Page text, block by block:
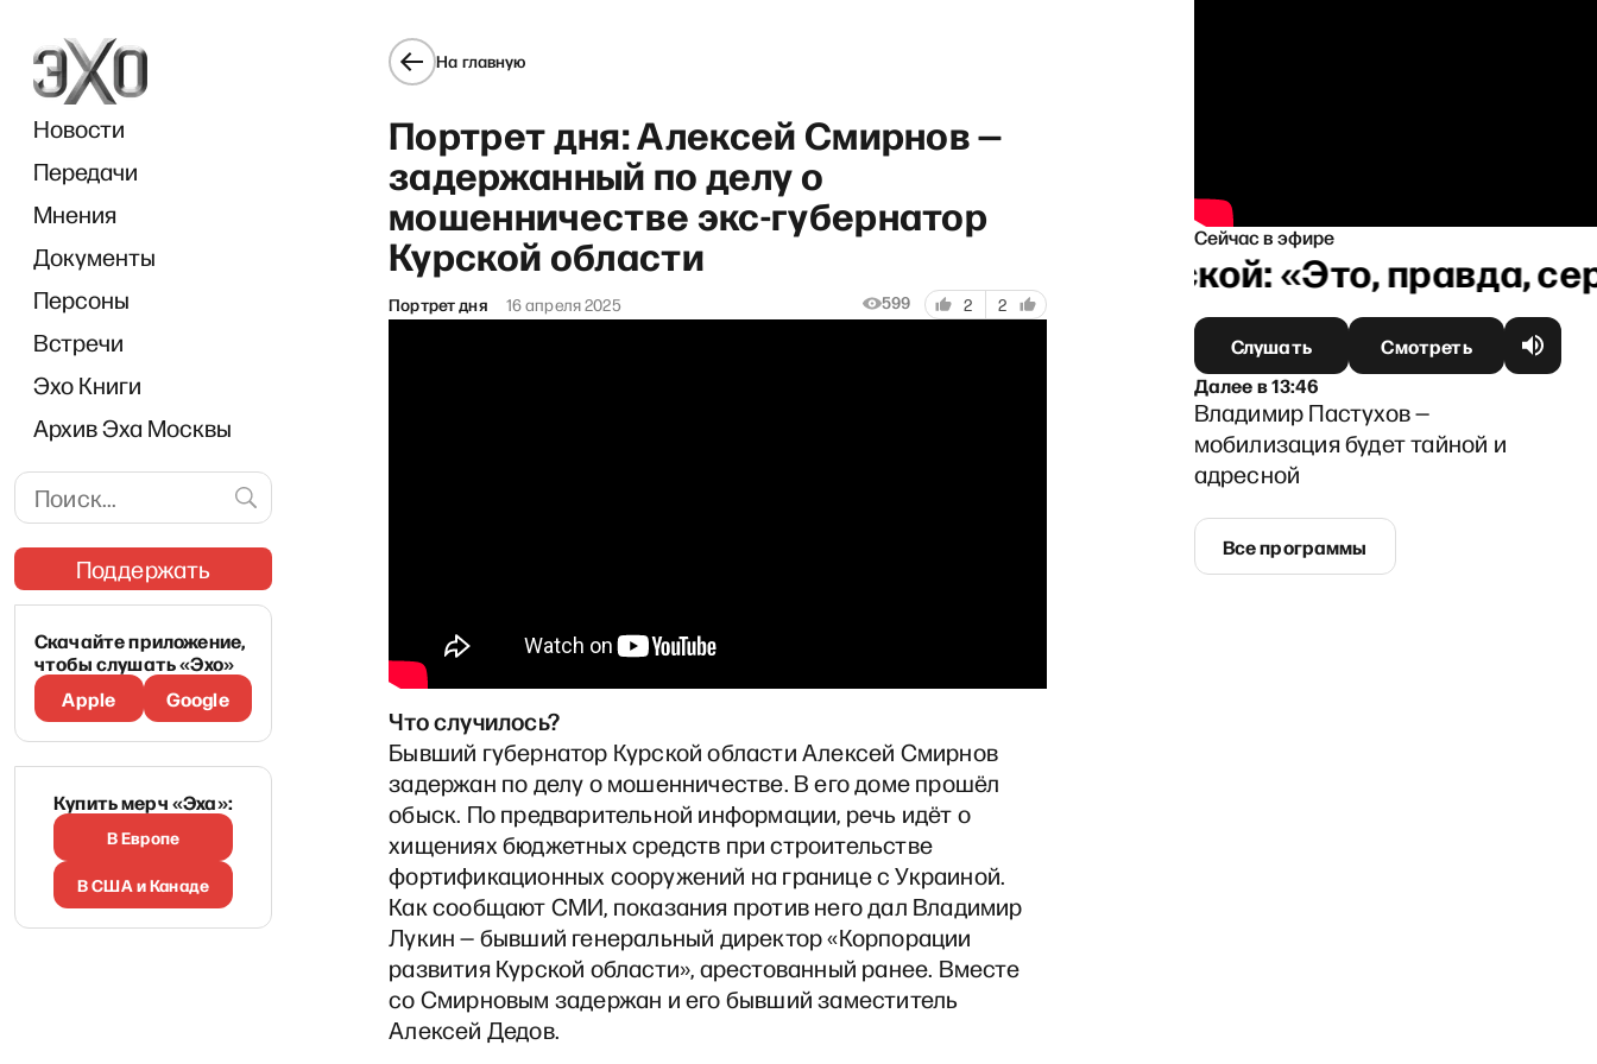
Новости
Передачи
Мнения
Документы
Персоны
Встречи
Эхо Книги
Архив Эха Москвы
Поддержать
Скачайте приложение,
чтобы слушать «Эхо»
Apple
Google
Купить мерч «Эха»:
В Европе
В США и Канаде
На главную
Портрет дня: Алексей Смирнов —
задержанный по делу о
мошенничестве экс-губернатор
Курской области
Портрет дня 16 апреля 2025 599 2 2
Что случилось?
Бывший губернатор Курской области Алексей Смирнов
задержан по делу о мошенничестве. В его доме прошёл
обыск. По предварительной информации, речь идёт о
хищениях бюджетных средств при строительстве
фортификационных сооружений на границе с Украиной.
Как сообщают СМИ, показания против него дал Владимир
Лукин — бывший генеральный директор «Корпорации
развития Курской области», арестованный ранее. Вместе
со Смирновым задержан и его бывший заместитель
Алексей Дедов.
Сейчас в эфире
«И грянул Грэм» со Светланой Тихановской: «Это, правда,
Слушать
Смотреть
Далеев13:46
Владимир Пастухов —
мобилизация будет тайной и
адресной
Все программы